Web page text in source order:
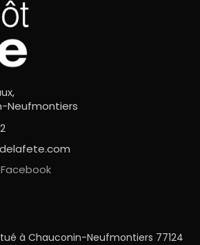
Neufmontiers
à Chauconin-Neufmontiers 77124